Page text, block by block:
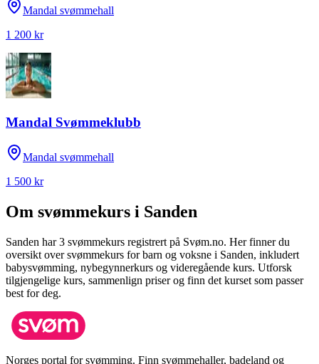
Mandal svømmehall
1 200 kr
Mandal Svømmeklubb
Mandal svømmehall
1 500 kr
Om svømmekurs i Sanden
Sanden har3 svømmekurs registrert på Svøm.no. Her finner du
oversikt over svømmekurs for barn og voksne i Sanden, inkludert
babysvømming, nybegynnerkurs og videregående kurs. Utforsk
tilgjengelige kurs, sammenlign priser og finn det kurset som passer
best for deg.
Norges portal for svømming. Finn svømmehaller, badeland og